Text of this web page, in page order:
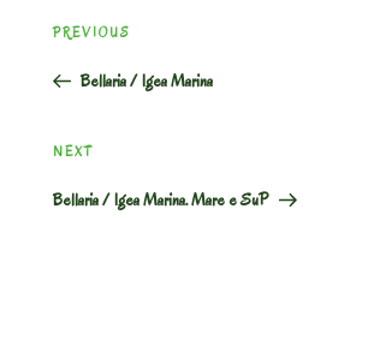
navigation
Previous
PREVIOUS
Bellaria / Igea Marina
Next
NEXT
Bellaria / Igea Marina. Mare e SuP